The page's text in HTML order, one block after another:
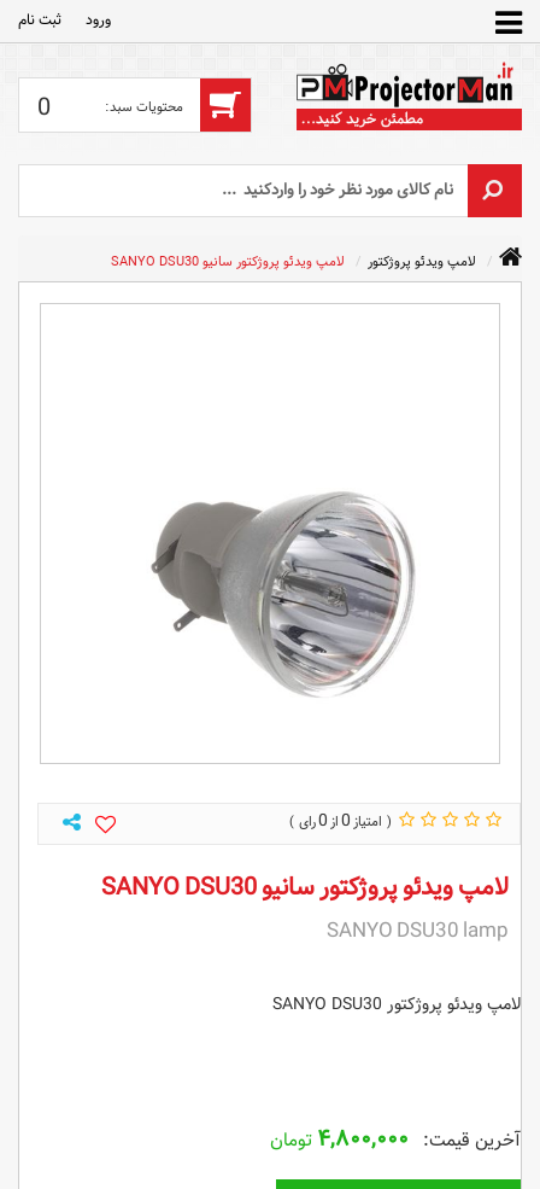
ورود ثبت‌ نام
0
لامپ ویدئو پروژکتور لامپ ویدئو پروژکتور سانیو SANYO DSU30
0
0
لامپ ویدئو پروژکتور سانیو SANYO DSU30
SANYO DSU30 lamp
لامپ ویدئو پروژکتور SANYO DSU30
۴,۸۰۰,۰۰۰ تومان